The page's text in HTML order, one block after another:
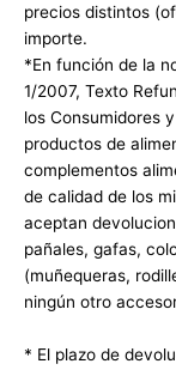
precios distintos
importe.
*En función de la
1/2007, Texto
los Consumidores
productos de
complementos
de calidad de los
aceptan
pañales, gafas,
(muñequeras,
ningún otro
* El plazo de